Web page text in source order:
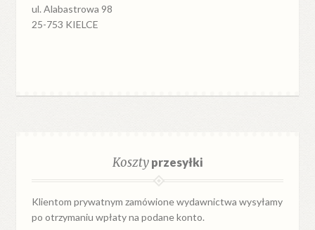
ul. Alabastrowa 98
25-753 KIELCE
Kosztyprzesyłki
Klientom prywatnym zamówione wydawnictwa wysyłamy
po otrzymaniu wpłaty na podane konto.